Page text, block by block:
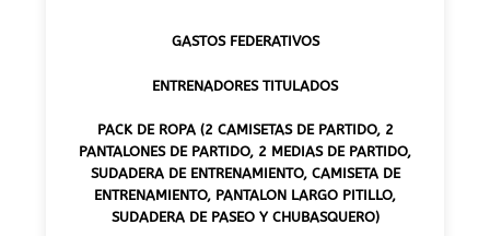
GASTOS FEDERATIVOS
ENTRENADORES TITULADOS
PACK DE ROPA (2 CAMISETAS DE PARTIDO, 2
PANTALONES DE PARTIDO, 2 MEDIAS DE PARTIDO,
SUDADERA DE ENTRENAMIENTO, CAMISETA DE
ENTRENAMIENTO, PANTALON LARGO PITILLO,
SUDADERA DE PASEO Y CHUBASQUERO)